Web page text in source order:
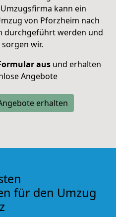
kann ein
von Pforzheim nach
durchgeführt werden und
wir.
ausund erhalten
Angebote
erhalten
für den Umzug